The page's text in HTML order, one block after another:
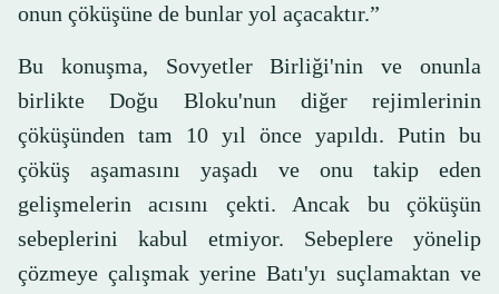
onun çöküşüne de bunlar yol açacaktır.”
Bu konuşma, Sovyetler Birliği'nin ve onunla
birlikte Doğu Bloku'nun diğer rejimlerinin
çöküşünden tam 10 yıl önce yapıldı. Putin bu
çöküş aşamasını yaşadı ve onu takip eden
gelişmelerin acısını çekti. Ancak bu çöküşün
sebeplerini kabul etmiyor. Sebeplere yönelip
çözmeye çalışmak yerine Batı'yı suçlamaktan ve